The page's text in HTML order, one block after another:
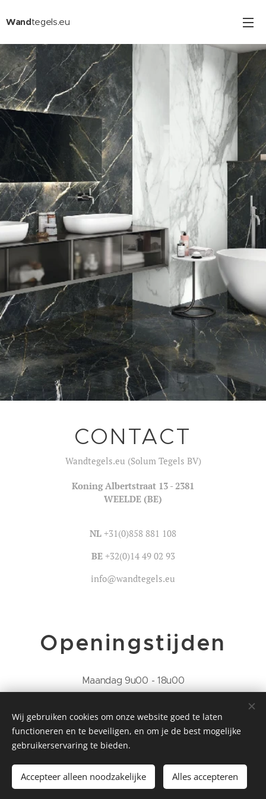
Wandtegels.eu
CONTACT
Wandtegels.eu (Solum Tegels BV)
Koning Albertstraat 13 - 2381
WEELDE (BE)
NL +31(0)858 881 108
BE+32(0)14 49 02 93
info@wandtegels.eu
Openingstijden
Maandag 9u00 - 18u00
Woensdag 9u00 - 18u00
Vrijdag 9u00 - 18u00
Wij gebruiken cookies om onze website goed te laten
functioneren en te beveiligen, en om je de best mogelijke
gebruikerservaring te bieden.
Accepteer alleen noodzakelijke Alles accepteren